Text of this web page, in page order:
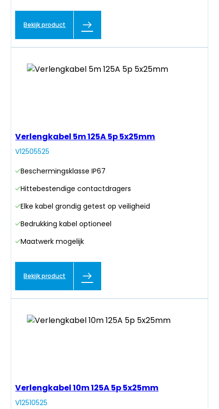
Bekijk product
Verlengkabel 5m 125A 5p 5x25mm
V12505525
Beschermingsklasse IP67
Hittebestendige contactdragers
Elke kabel grondig getest op veiligheid
Bedrukking kabel optioneel
Maatwerk mogelijk
Bekijk product
Verlengkabel 10m 125A 5p 5x25mm
V12510525